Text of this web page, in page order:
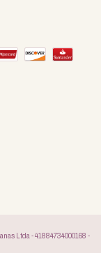
Ltda - 41884734000168 -